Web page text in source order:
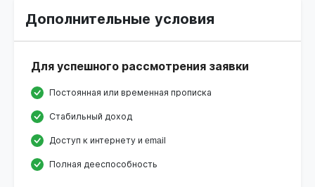
Дополнительные условия
Для успешного рассмотрения заявки
Постоянная или временная прописка
Стабильный доход
Доступ к интернету и email
Полная дееспособность